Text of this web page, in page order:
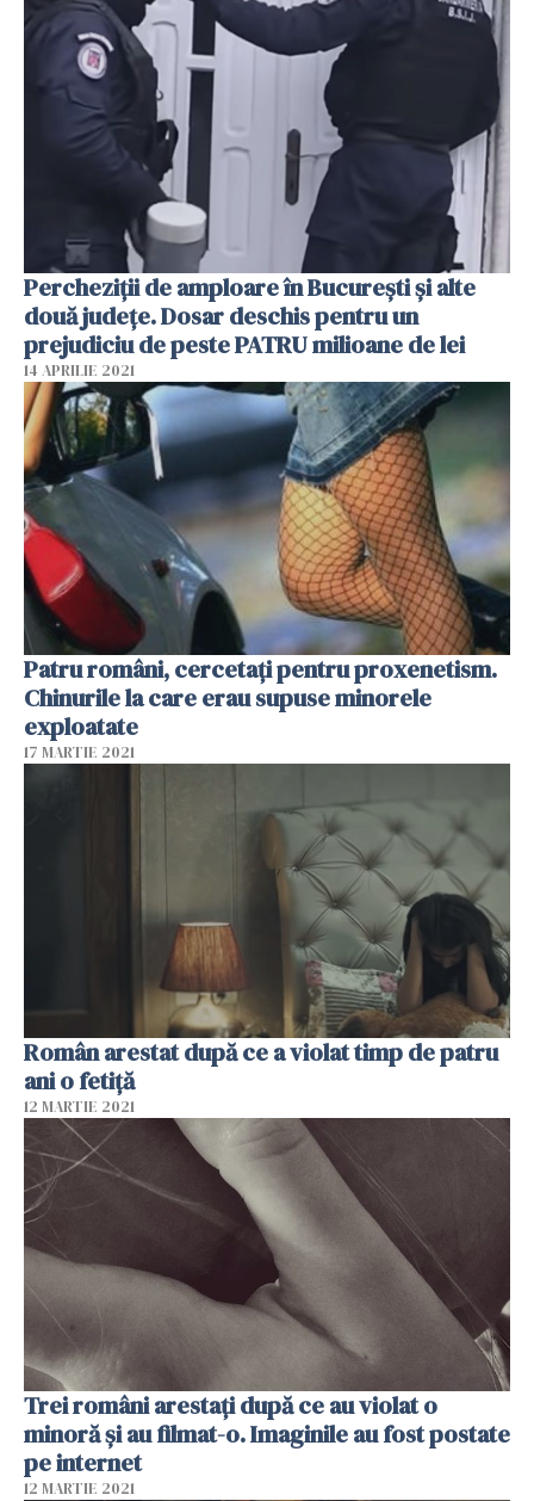
Percheziţii de amploare în Bucureşti şi alte
două judeţe. Dosar deschis pentru un
prejudiciu de peste PATRU milioane de lei
14 APRILIE 2021
Patru români, cercetaţi pentru proxenetism.
Chinurile la care erau supuse minorele
exploatate
17 MARTIE 2021
Român arestat după ce a violat timp de patru
ani o fetiţă
12 MARTIE 2021
Trei români arestaţi după ce au violat o
minoră şi au filmat-o. Imaginile au fost postate
pe internet
12 MARTIE 2021